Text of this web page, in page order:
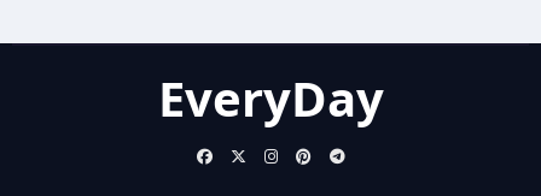
EveryDay